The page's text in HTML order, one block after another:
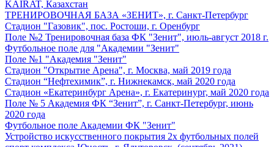
KAIRAT, Казахстан
ТРЕНИРОВОЧНАЯ БАЗА «ЗЕНИТ», г. Санкт-Петербург
Стадион "Газовик", пос. Ростоши, г. Оренбург
Поле №2 Тренировочная база ФК "Зенит", июль-август 2018 г.
Футбольное поле для "Академии "Зенит"
Поле №1 "Академия "Зенит"
Стадион "Открытие Арена", г. Москва, май 2019 года
Стадион “Нефтехимик”, г. Нижнекамск, май 2020 года
Стадион «Екатеринбург Арена», г. Екатеринург, май 2020 года
Поле № 5 Академия ФК “Зенит”, г. Санкт-Петербург, июнь
2020 года
Футбольное поле Академии ФК "Зенит"
Устройство искусственного покрытия 2х футбольных полей